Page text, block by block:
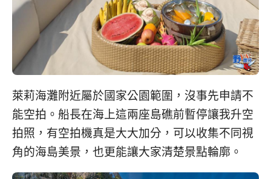
萊莉海灘附近屬於國家公園範圍，沒事先申請不
能空拍。船長在海上這兩座島礁前暫停讓我升空
拍照，有空拍機真是大大加分，可以收集不同視
角的海島美景，也更能讓大家清楚景點輪廓。